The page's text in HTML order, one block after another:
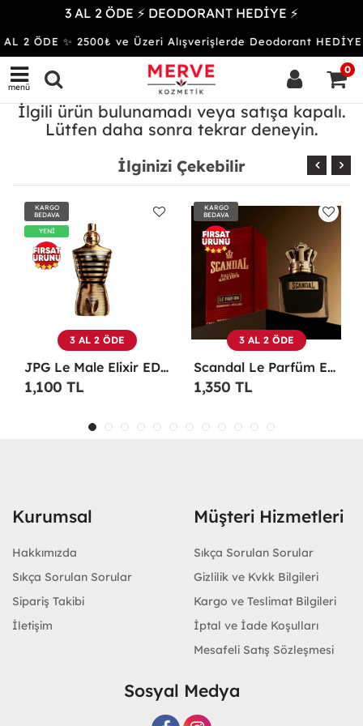
3 AL 2 ÖDE ⚡ DEODORANT HEDİYE ⚡
2 ÖDE ✨ 2500₺ ve Üzeri Alışverişlerde Deodorant HEDİYE
menü
0
İlgili ürün bulunamadı veya satışa kapalı.
Lütfen daha sonra tekrar deneyin.
İlginizi Çekebilir
KARGO
BEDAVA
YENİ
3 AL 2 ÖDE
JPG Le Male Elixir EDP 125 ML TESTER Erkek Parfüm -
1,100 TL
KARGO
BEDAVA
3 AL 2 ÖDE
Scandal Le Parfüm EDP 100 ML Erkek Parfüm -
1,350 TL
Kurumsal
Hakkımızda
Sıkça Sorulan Sorular
Sipariş Takibi
İletişim
Müşteri Hizmetleri
Sıkça Sorulan Sorular
Gizlilik ve Kvkk Bilgileri
Kargo ve Teslimat Bilgileri
İptal ve İade Koşulları
Mesafeli Satış Sözleşmesi
Sosyal Medya